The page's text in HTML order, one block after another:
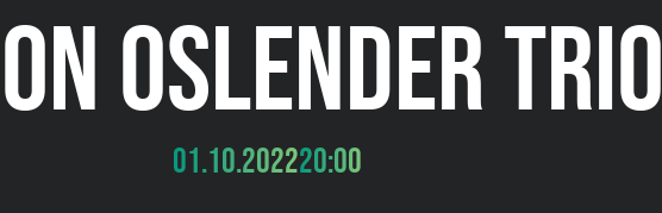
OSLENDER TRIO
01.10.202220:00